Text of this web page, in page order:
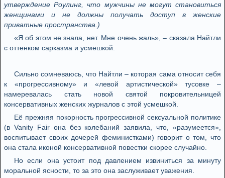
утверждение Роулинг, что мужчины не могут становиться
женщинами и не должны получать доступ в женские
приватные пространства.)
«Я об этом не знала, нет. Мне очень жаль», – сказала Найтли
с оттенком сарказма и усмешкой.
Сильно сомневаюсь, что Найтли – которая сама относит себя
к «прогрессивному» и «левой артистической» тусовке –
намеревалась стать новой святой покровительницей
консервативных женских журналов с этой усмешкой.
Её прежняя покорность прогрессивной сексуальной политике
(в Vanity Fair она без колебаний заявила, что, «разумеется»,
воспитывает своих дочерей феминистками) говорит о том, что
она стала иконой консервативной повестки скорее случайно.
Но если она устоит под давлением извиниться за минуту
моральной ясности, то за это она заслуживает уважения.